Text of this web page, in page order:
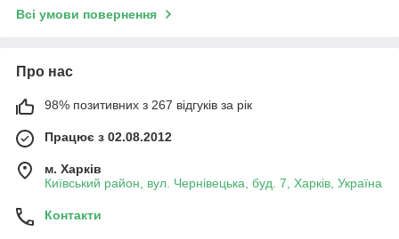
Всі умови повернення
Про нас
98% позитивних з 267 відгуків за рік
Працює з 02.08.2012
м. Харків
Київський район, вул. Чернівецька, буд. 7, Харків, Україна
Контакти